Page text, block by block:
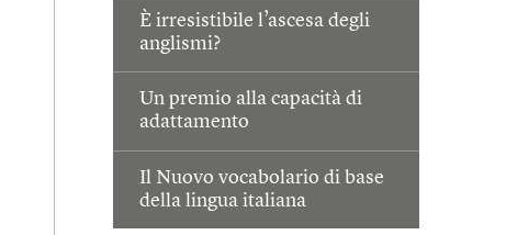
È irresistibile l’ascesa degli
anglismi?
Un premio alla capacità di
adattamento
Il Nuovo vocabolario di base
della lingua italiana